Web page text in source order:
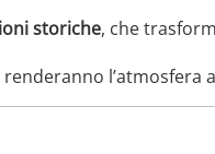
storiche, che
l’atmosfera